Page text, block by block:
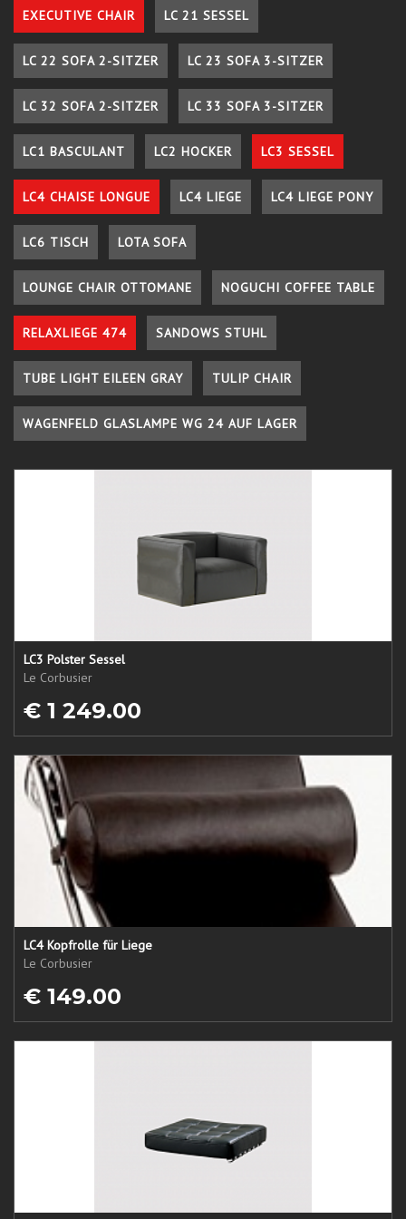
EXECUTIVE CHAIR LC 21 SESSEL
LC 22 SOFA 2-SITZER LC 23 SOFA 3-SITZER
LC 32 SOFA 2-SITZER LC 33 SOFA 3-SITZER
LC1 BASCULANT LC2 HOCKER LC3 SESSEL
LC4 CHAISE LONGUE LC4 LIEGE LC4 LIEGE PONY
LC6 TISCH LOTA SOFA
LOUNGE CHAIR OTTOMANE NOGUCHI COFFEE TABLE
RELAXLIEGE 474 SANDOWS STUHL
TUBE LIGHT EILEEN GRAY TULIP CHAIR
WAGENFELD GLASLAMPE WG 24 AUF LAGER
LC3 Polster Sessel
Le Corbusier
€ 1 249.00
LC4 Kopfrolle für Liege
Le Corbusier
€ 149.00